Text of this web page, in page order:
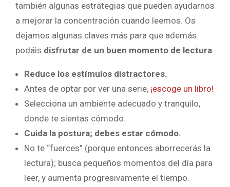
también algunas estrategias que pueden ayudarnos
a mejorar la concentración cuando leemos. Os
dejamos algunas claves más para que además
podáis disfrutar de un buen momento de lectura:
Reduce los estímulos distractores.
Antes de optar por ver una serie, ¡escoge un libro!
Selecciona un ambiente adecuado y tranquilo,
donde te sientas cómodo.
Cuida la postura; debes estar cómodo.
No te “fuerces” (porque entonces aborrecerás la
lectura); busca pequeños momentos del día para
leer, y aumenta progresivamente el tiempo.